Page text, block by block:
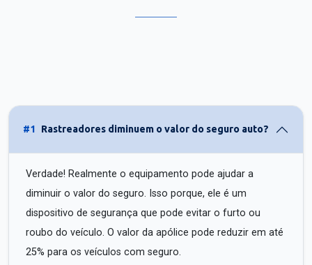
#1 Rastreadores diminuem o valor do seguro auto?
Verdade! Realmente o equipamento pode ajudar a
diminuir o valor do seguro. Isso porque, ele é um
dispositivo de segurança que pode evitar o furto ou
roubo do veículo. O valor da apólice pode reduzir em até
25% para os veículos com seguro.